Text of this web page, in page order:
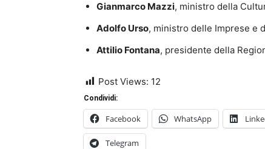
Gianmarco Mazzi, ministro della
Adolfo Urso, ministro delle Imprese e
Attilio Fontana, presidente della
Post Views: 12
Condividi:
Facebook WhatsApp
Telegram